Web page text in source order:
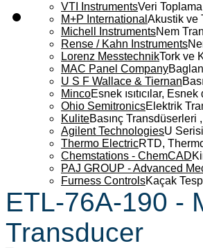
VTI InstrumentsVeri
M+P International Akustik ve
Michell InstrumentsNem
Rense / Kahn Instruments
Lorenz MesstechnikTork ve
MAC Panel Company
U S F Wallace & Tiernan
MincoEsnek ısıtıcılar,
Ohio SemitronicsElektrik
KuliteBasınç Transdüserleri
Agilent TechnologiesU
Thermo ElectricRTD,
Chemstations - ChemCAD
PAJ GROUP - Advanced
Furness ControlsKaçak
ETL-76A-190 -
Transducer